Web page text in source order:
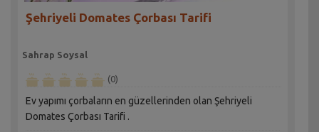
Şehriyeli Domates Çorbası Tarifi
Sahrap Soysal
(0)
Ev yapımı çorbaların en güzellerinden olan Şehriyeli
Domates Çorbası Tarifi .